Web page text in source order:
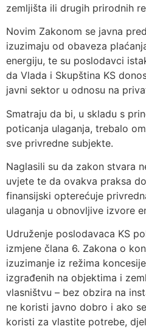
zemljišta ili drugih prirodnih
Novim Zakonom se javna
izuzimaju od obaveza
energiju, te su poslodavci
da Vlada i Skupština KS
javni sektor u odnosu na
Smatraju da bi, u skladu s
poticanja ulaganja, trebalo
sve privredne subjekte.
Naglasili su da zakon stvara
uvjete te da ovakva praksa
finansijski opterećuje
ulaganja u obnovljive izvore
Udruženje poslodavaca KS
izmjene člana 6. Zakona o
izuzimanje iz režima
izgrađenih na objektima i
vlasništvu – bez obzira na
ne koristi javno dobro i ako
koristi za vlastite potrebe,